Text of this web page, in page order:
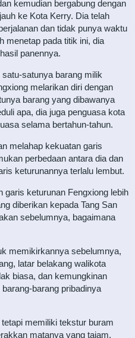
kemudian bergabung dengan
ke Kota Kerry. Dia telah
dan tidak punya waktu
menetap pada titik ini, dia
panennya.
satunya barang milik
melarikan diri dengan
barang yang dibawanya
apa, dia juga penguasa kota
selama bertahun-tahun.
melahap kekuatan garis
perbedaan antara dia dan
keturunannya terlalu lembut.
garis keturunan Fengxiong lebih
diberikan kepada Tang San
sebelumnya, bagaimana
memikirkannya sebelumnya,
latar belakang walikota
biasa, dan kemungkinan
barang pribadinya
memiliki tekstur buram
matanya yang tajam,